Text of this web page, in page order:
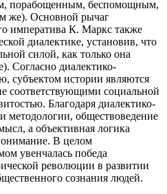
порабощенным, беспомощным,
же). Основной рычаг
императива К. Маркс также
диалектике, установив, что
силой, как только она
Согласно диалектико-
субъектом истории являются
соответствующими социальной
Благодаря диалектико-
методологии, обществоведение
а объективная логика
В целом
увенчалась победа
революции в развитии
сознания людей.